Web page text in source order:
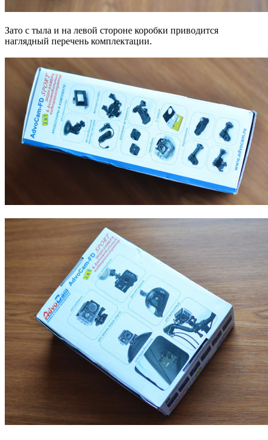
Зато с тыла и на левой стороне коробки приводится
наглядный перечень комплектации.